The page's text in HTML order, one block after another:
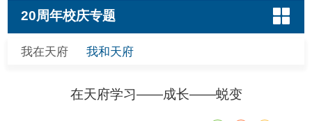
20周年校庆专题
我在天府 我和天府
在天府学习——成长——蜕变